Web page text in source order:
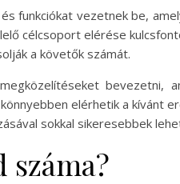
funkciókat vezetnek be,
célcsoport elérése
a követők számát.
bevezetni,
elérhetik a kívánt
sokkal sikeresebbek